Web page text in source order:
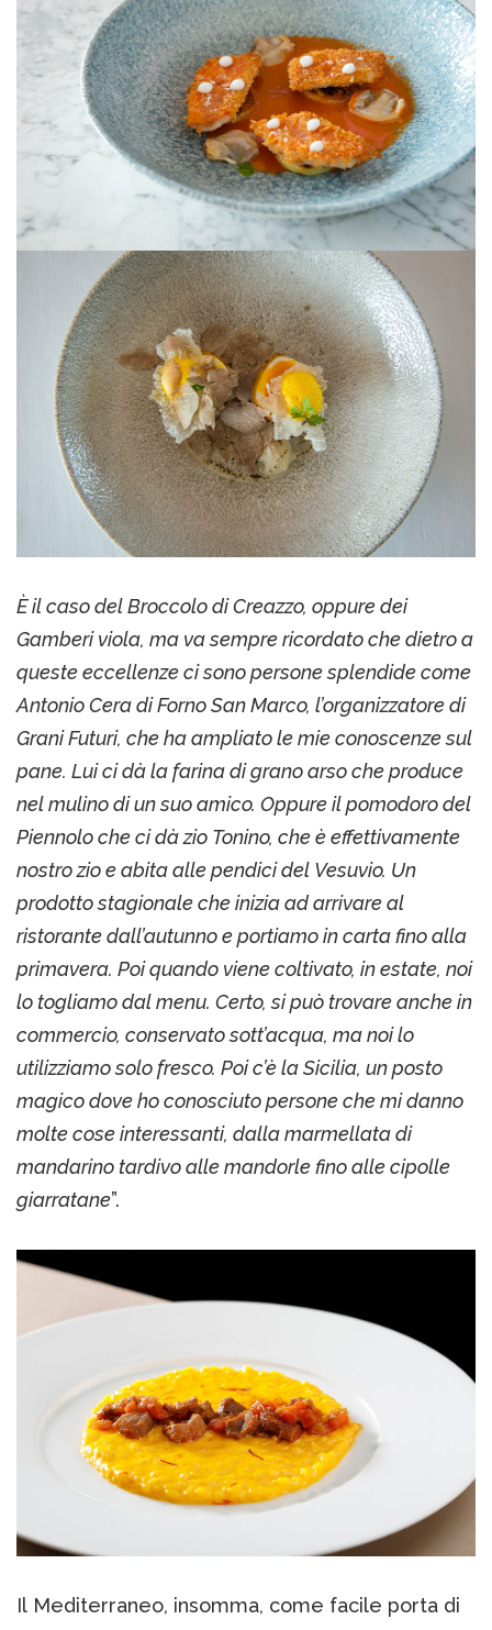
È il caso del Broccolo di Creazzo, oppure dei
Gamberi viola, ma va sempre ricordato che dietro a
queste eccellenze ci sono persone splendide come
Antonio Cera di Forno San Marco, l’organizzatore di
Grani Futuri, che ha ampliato le mie conoscenze sul
pane. Lui ci dà la farina di grano arso che produce
nel mulino di un suo amico. Oppure il pomodoro del
Piennolo che ci dà zio Tonino, che è effettivamente
nostro zio e abita alle pendici del Vesuvio. Un
prodotto stagionale che inizia ad arrivare al
ristorante dall’autunno e portiamo in carta fino alla
primavera. Poi quando viene coltivato, in estate, noi
lo togliamo dal menu. Certo, si può trovare anche in
commercio, conservato sott’acqua, ma noi lo
utilizziamo solo fresco. Poi c’è la Sicilia, un posto
magico dove ho conosciuto persone che mi danno
molte cose interessanti, dalla marmellata di
mandarino tardivo alle mandorle fino alle cipolle
giarratane”.
Il Mediterraneo, insomma, come facile porta di